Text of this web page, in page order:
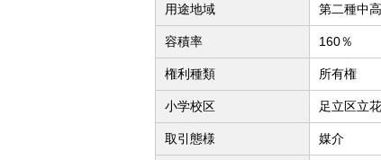
用途地域 第二種中
容積率 160％
権利種類 所有権
小学校区 足立区立
取引態様 媒介